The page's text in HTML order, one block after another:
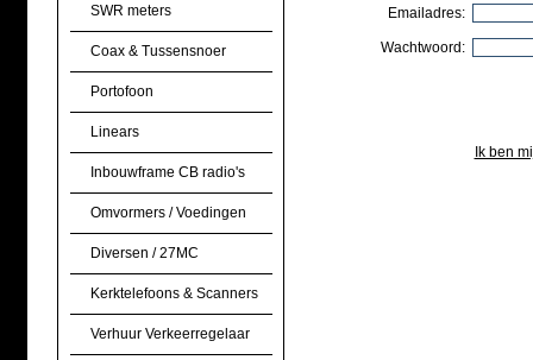
SWR meters
Coax & Tussensnoer
Portofoon
Linears
Inbouwframe CB radio's
Omvormers / Voedingen
Diversen / 27MC
Kerktelefoons & Scanners
Verhuur Verkeerregelaar
Emailadres:
Wachtwoord:
Ik ben